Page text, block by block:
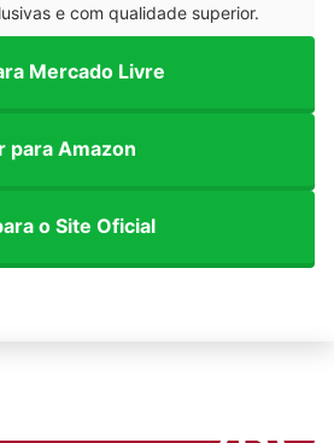
e com qualidade superior.
Mercado Livre
para Amazon
o Site Oficial